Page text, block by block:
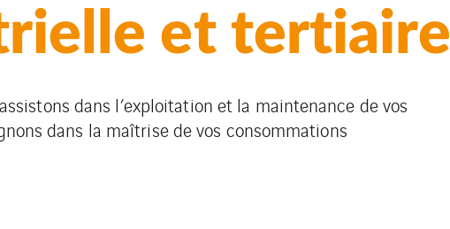
et tertiaire
dans l’exploitation et la maintenance de vos
dans la maîtrise de vos consommations